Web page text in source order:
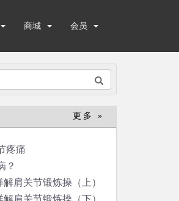
商城 会员
更多 »
疼痛
？
肩关节锻炼操（上）
肩关节锻炼操（下）